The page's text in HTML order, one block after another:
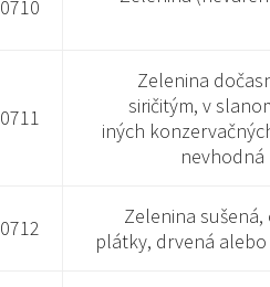
0710
0711
Zelenina
siričitým, v
iných
0712
Zelenina
plátky, drvená